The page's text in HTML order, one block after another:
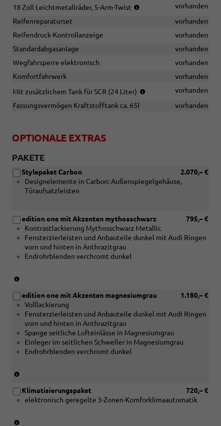
18 Zoll Leichtmetallräder, 5-Arm-Twist
vorhanden
Reifenreparaturset
vorhanden
Reifendruck-Kontrollanzeige
vorhanden
Standardabgasanlage
vorhanden
Wegfahrsperre elektronisch
vorhanden
Komfortfahrwerk
vorhanden
Mit zusätzlichem Tank für SCR (24 Liter)
Verbindung
vorhanden
Fassungsvermögen Kraftstofftank ca. 65l
vorhanden
OPTIONALE EXTRAS
PAKETE
2.070,– €
Stylepaket Carbon
Designelemente in Carbon: Außenspiegelgehäuse,
Türaufsatzleisten
795,– €
edition one mit Akzenten mythosschwarz
Kontrastlackierung Mythosschwarz Metallic
Fensterzierleisten und Anbauteile dunkel mit Audi Ringen
vorn und hinten in Anthrazitgrau
Endrohrblenden verchromt dunkel
Verbindung
mit
[PY2]
Exterieur
line
und
1.180,– €
edition one mit Akzenten magnesiumgrau
Volllackierung
Fensterzierleisten und Anbauteile dunkel mit Audi Ringen
vorn und hinten in Anthrazitgrau
Spange seitliche Lufteinlässe in Magnesiumgrau
Einleger im seitlichen Schweller in Magnesiumgrau
Endrohrblenden verchromt dunkel
Verbindung
mit
720,– €
Klimatisierungspaket
elektronisch geregelte 3-Zonen-Komforklimaautomatik